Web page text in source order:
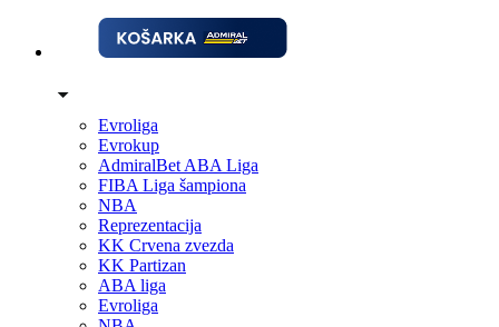
Evroliga
Evrokup
AdmiralBet ABA Liga
FIBA Liga šampiona
NBA
Reprezentacija
KK Crvena zvezda
KK Partizan
ABA liga
Evroliga